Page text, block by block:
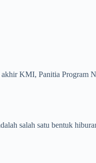
KMI, Panitia Program
salah satu bentuk